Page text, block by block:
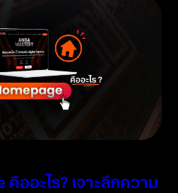
คืออะไร? เจาะลึกความ